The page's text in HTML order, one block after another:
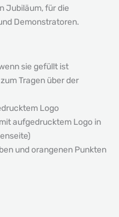
Jubiläum, für die
Demonstratoren.
sie gefüllt ist
Tragen über der
Logo
aufgedrucktem Logo in
und orangenen Punkten